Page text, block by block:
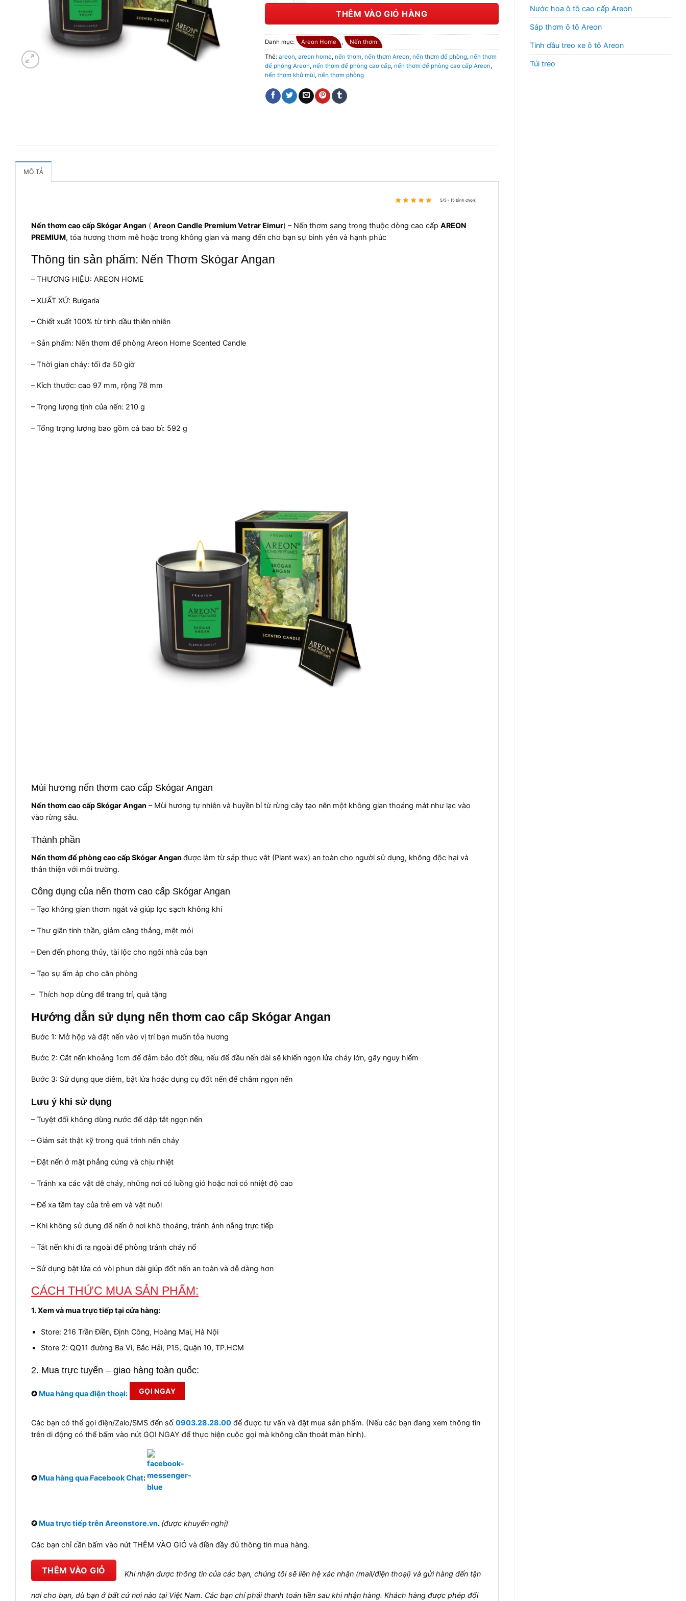
Nước hoa ô tô cao cấp Areon
Sáp thơm ô tô Areon
Tinh dầu treo xe ô tô Areon
Túi treo
THÊM VÀO GIỎ HÀNG
Danh mục: Areon Home , Nến thơm
Thẻ: areon, areon home, nến thơm, nến thơm Areon, nến thơm để phòng, nến thơm
để phòng Areon, nến thơm để phòng cao cấp, nến thơm để phòng cao cấp Areon,
nến thơm khử mùi, nến thơm phòng
MÔ TẢ
5/5 - (5 bình chọn)
Nến thơm cao cấp Skógar Angan ( Areon Candle Premium Vetrar Eimur) – Nến thơm sang trọng thuộc dòng cao cấp AREON
PREMIUM, tỏa hương thơm mê hoặc trong không gian và mang đến cho bạn sự bình yên và hạnh phúc
Thông tin sản phẩm: Nến Thơm Skógar Angan
– THƯƠNG HIỆU: AREON HOME
– XUẤT XỨ: Bulgaria
– Chiết xuất 100% từ tinh dầu thiên nhiên
– Sản phẩm: Nến thơm để phòng Areon Home Scented Candle
– Thời gian cháy: tối đa 50 giờ
– Kích thước: cao 97 mm, rộng 78 mm
– Trọng lượng tịnh của nến: 210 g
– Tổng trọng lượng bao gồm cả bao bì: 592 g
Mùi hương nến thơm cao cấp Skógar Angan
Nến thơm cao cấp Skógar Angan – Mùi hương tự nhiên và huyền bí từ rừng cây tạo nên một không gian thoáng mát như lạc vào
vào rừng sâu.
Thành phần
Nến thơm để phòng cao cấp Skógar Angan được làm từ sáp thực vật (Plant wax) an toàn cho người sử dụng, không độc hại và
thân thiện với môi trường.
Công dụng của nến thơm cao cấp Skógar Angan
–Tạo không gian thơm ngát và giúp lọc sạch không khí
– Thư giãn tinh thần, giảm căng thẳng, mệt mỏi
– Đen đến phong thủy, tài lộc cho ngôi nhà của bạn
– Tạo sự ấm áp cho căn phòng
– Thích hợp dùng để trang trí, quà tặng
Hướng dẫn sử dụng nến thơm cao cấp Skógar Angan
Bước 1: Mở hộp và đặt nến vào vị trí bạn muốn tỏa hương
Bước 2: Cắt nến khoảng 1cm để đảm bảo đốt đều, nếu để đầu nến dài sẽ khiến ngọn lửa cháy lớn, gây nguy hiểm
Bước 3: Sử dụng que diêm, bật lửa hoặc dụng cụ đốt nến để châm ngọn nến
Lưu ý khi sử dụng
– Tuyệt đối không dùng nước để dập tắt ngọn nến
– Giám sát thật kỹ trong quá trình nến cháy
– Đặt nến ở mặt phẳng cứng và chịu nhiệt
– Tránh xa các vật dễ cháy, những nơi có luồng gió hoặc nơi có nhiệt độ cao
– Để xa tầm tay của trẻ em và vật nuôi
– Khi không sử dụng để nến ở nơi khô thoáng, tránh ánh nắng trực tiếp
– Tắt nến khi đi ra ngoài để phòng tránh cháy nổ
– Sử dụng bật lửa có vòi phun dài giúp đốt nến an toàn và dễ dàng hơn
CÁCH THỨC MUA SẢN PHẨM:
1. Xem và mua trực tiếp tại cửa hàng:
Store: 216 Trần Điền, Định Công, Hoàng Mai, Hà Nội
Store 2: QQ11 đường Ba Vì, Bắc Hải, P15, Quận 10, TP.HCM
2. Mua trực tuyến – giao hàng toàn quốc:
✪ Mua hàng qua điện thoại: GỌI NGAY
Các bạn có thể gọi điện/Zalo/SMS đến số 0903.28.28.00 để được tư vấn và đặt mua sản phẩm. (Nếu các bạn đang xem thông tin
trên di động có thể bấm vào nút GỌI NGAY để thực hiện cuộc gọi mà không cần thoát màn hình).
✪ Mua hàng qua Facebook Chat:
✪ Mua trực tiếp trên Areonstore.vn. (được khuyến nghị)
Các bạn chỉ cần bấm vào nút THÊM VÀO GIỎ và điền đầy đủ thông tin mua hàng.
THÊM VÀO GIỎ Khi nhận được thông tin của các bạn, chúng tôi sẽ liên hệ xác nhận (mail/điện thoại) và gửi hàng đến tận
nơi cho bạn, dù bạn ở bất cứ nơi nào tại Việt Nam. Các bạn chỉ phải thanh toán tiền sau khi nhận hàng. Khách hàng được phép đổi